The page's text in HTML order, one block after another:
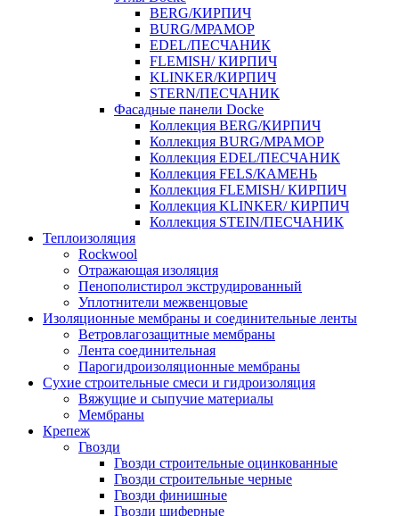
BERG/КИРПИЧ
BURG/МРАМОР
EDEL/ПЕСЧАНИК
FLEMISH/ КИРПИЧ
KLINKER/КИРПИЧ
STERN/ПЕСЧАНИК
Фасадные панели Docke
Коллекция BERG/КИРПИЧ
Коллекция BURG/МРАМОР
Коллекция EDEL/ПЕСЧАНИК
Коллекция FELS/КАМЕНЬ
Коллекция FLEMISH/ КИРПИЧ
Коллекция KLINKER/ КИРПИЧ
Коллекция STEIN/ПЕСЧАНИК
Теплоизоляция
Rockwool
Отражающая изоляция
Пенополистирол экструдированный
Уплотнители межвенцовые
Изоляционные мембраны и соединительные ленты
Ветровлагозащитные мембраны
Лента соединительная
Парогидроизоляционные мембраны
Сухие строительные смеси и гидроизоляция
Вяжущие и сыпучие материалы
Мембраны
Крепеж
Гвозди
Гвозди строительные оцинкованные
Гвозди строительные черные
Гвозди финишные
Гвозди шиферные